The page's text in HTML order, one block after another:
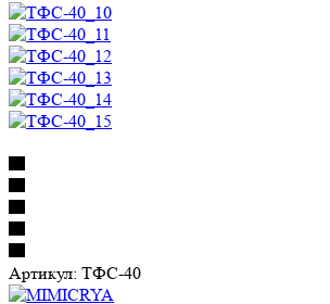
Артикул: ТФС-40